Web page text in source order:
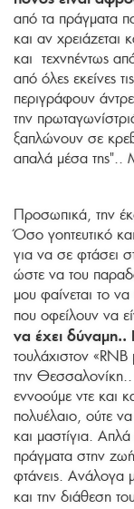
από τα πράγματα
και αν
και τεχνηέντως
από όλες εκείνες
περιγράφουν
την
ξαπλώνουν σε
απαλά μέσα της"..
Προσωπικά, την
Όσο γοητευτικό
για να σε φτάσει
ώστε να του
μου φαίνεται το
που οφείλουν να
να έχει δύναμη..
τουλάχιστον
την
εννοούμε ντε και
πολυέλαιο, ούτε
και μαστίγια.
πράγματα στην
φτάνεις. Ανάλογα
και την διάθεση